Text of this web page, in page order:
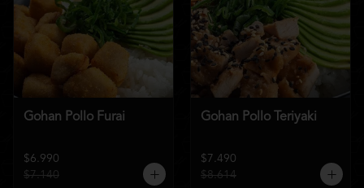
Gohan Pollo Furai
$6.990
$7.140
Gohan Pollo Teriyaki
$7.490
$8.614